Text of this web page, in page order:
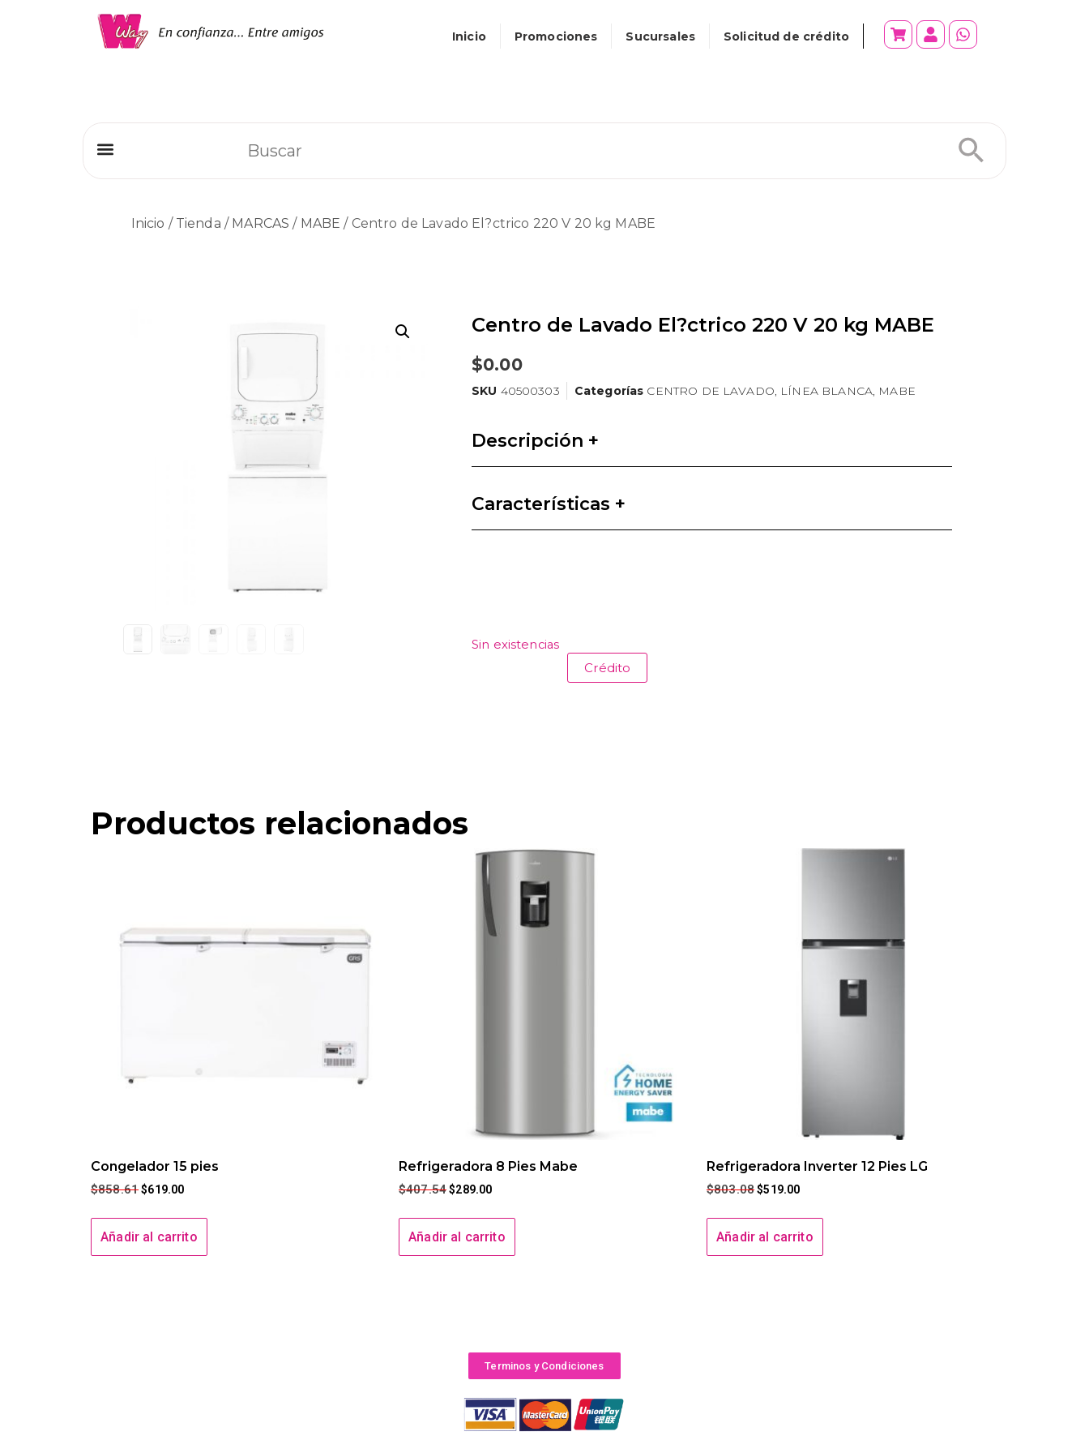
Inicio Promociones Sucursales Solicitud de crédito
Inicio / Tienda / MARCAS / MABE / Centro de Lavado El?ctrico 220 V 20 kg MABE
Centro de Lavado El?ctrico 220 V 20 kg MABE
$0.00
SKU 40500303 Categorías CENTRO DE LAVADO, LÍNEA BLANCA, MABE
Descripción +
Características +
Sin existencias
Crédito
Productos relacionados
Congelador 15 pies
$858.61 $619.00
Añadir al carrito
Refrigeradora 8 Pies Mabe
$407.54 $289.00
Añadir al carrito
Refrigeradora Inverter 12 Pies LG
$803.08 $519.00
Añadir al carrito
Terminos y Condiciones